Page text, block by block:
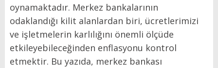
oynamaktadır. Merkez bankalarının
odaklandığı kilit alanlardan biri, ücretlerimizi
ve işletmelerin karlılığını önemli ölçüde
etkileyebileceğinden enflasyonu kontrol
etmektir. Bu yazıda, merkez bankası